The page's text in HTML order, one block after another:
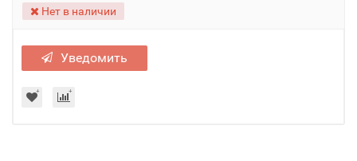
Нет в наличии
Уведомить